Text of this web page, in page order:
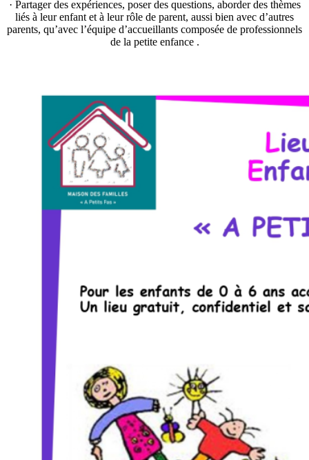
· Partager des expériences, poser des questions, aborder des thèmes
liés à leur enfant et à leur rôle de parent, aussi bien avec d’autres
parents, qu’avec l’équipe d’accueillants composée de professionnels
de la petite enfance .